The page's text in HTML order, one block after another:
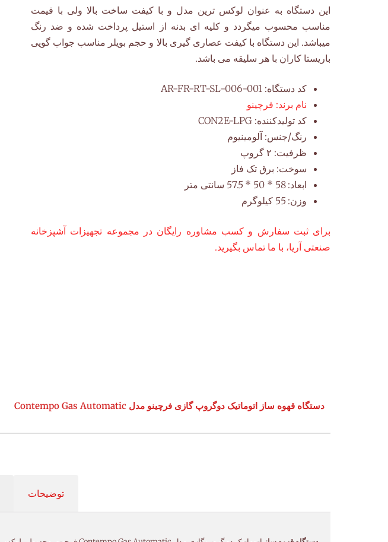
این دستگاه به عنوان لوکس ترین مدل و با کیفت ساخت بالا ولی با قیمت
مناسب محسوب میگردد و کلیه ای بدنه از استیل پرداخت شده و ضد رنگ
میباشد. این دستگاه با کیفت عصاری گیری بالا و حجم بویلر مناسب جواب گویی
باریستا کاران با هر سلیقه می باشد.
کد دستگاه: AR-FR-RT-SL-006-001
نام برند: فرچینو
کد تولیدکننده: CON2E-LPG
رنگ/جنس: آلومینیوم
ظرفیت: ۲ گروپ
سوخت: برق تک فاز
ابعاد:58 * 50 * 57.5 سانتی متر
وزن: 55 کیلوگرم
برای ثبت سفارش و کسب مشاوره رایگان در مجموعه تجهیزات آشپزخانه
صنعتی آریا، با ما تماس بگیرید.
دستگاه قهوه ساز اتوماتیک دوگروپ گازی فرچینو مدل Contempo Gas Automatic
توضیحات